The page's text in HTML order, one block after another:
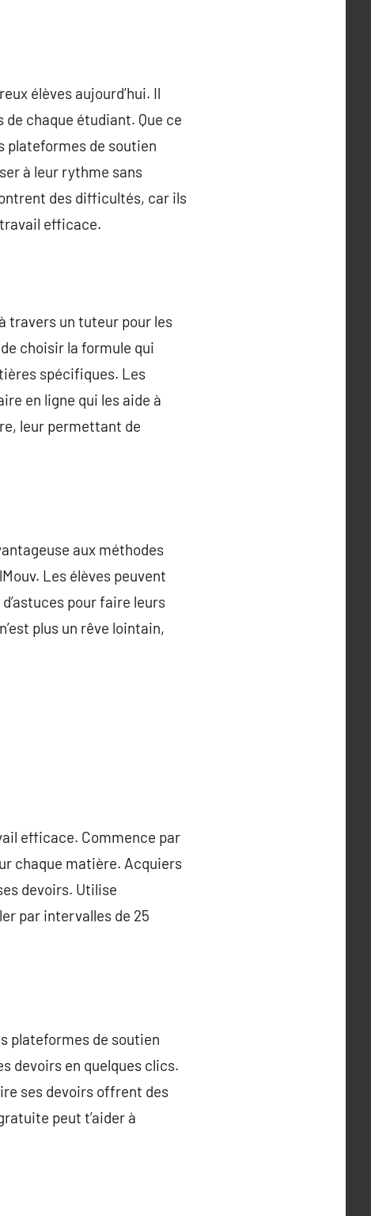
élèves aujourd’hui. Il
de chaque étudiant. Que ce
plateformes de soutien
à leur rythme sans
des difficultés, car ils
efficace.
travers un tuteur pour les
choisir la formule qui
spécifiques. Les
en ligne qui les aide à
leur permettant de
aux méthodes
Les élèves peuvent
pour faire leurs
plus un rêve lointain,
efficace. Commence par
chaque matière. Acquiers
devoirs. Utilise
par intervalles de 25
plateformes de soutien
devoirs en quelques clics.
ses devoirs offrent des
peut t’aider à